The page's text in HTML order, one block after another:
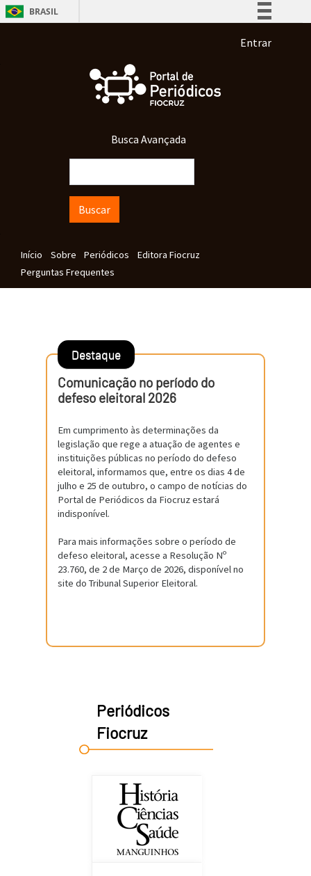
Pular para o conteúdo principal
BRASIL
Participe
Acesso à informação
Menu de
Entrar
Busca Avançada
Navegação principal
Início Sobre Periódicos
Editora Fiocruz
Perguntas Frequentes
Destaque
Comunicação no período do
defeso eleitoral 2026
Em cumprimento às determinações da
legislação que rege a atuação de agentes e
instituições públicas no período do defeso
eleitoral, informamos que, entre os dias 4 de
julho e 25 de outubro, o campo de notícias do
Portal de Periódicos da Fiocruz estará
indisponível.
Para mais informações sobre o período de
defeso eleitoral, acesse a Resolução Nº
23.760, de 2 de Março de 2026, disponível no
site do Tribunal Superior Eleitoral.
Periódicos
Fiocruz